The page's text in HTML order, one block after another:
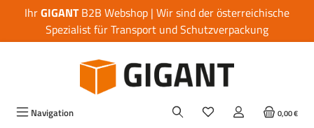
Zum Hauptinhalt springen
IhrGIGANTB2B Webshop | Wir sind der österreichische
Spezialist für Transport und Schutzverpackung
Navigation 0,00 €